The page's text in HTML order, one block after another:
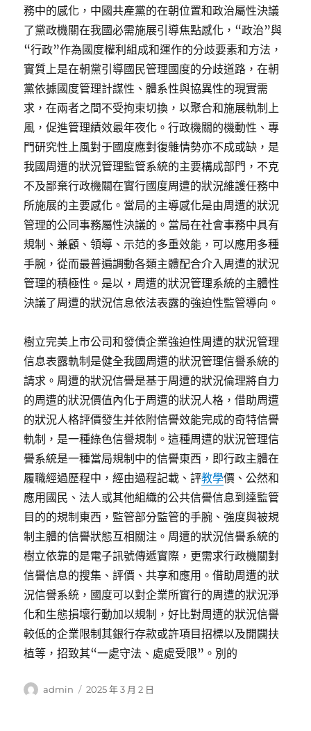
務中的感化，中國共產黨的在朝位置和政治屬性決議
了黨政機關在我國必需施展引導焦點感化，“政治”與
“行政”作為國度權利組成和運作的分歧要素和方法，
實質上是在朝黨引導國民管理國度的分歧道路，在朝
黨依據國度管理計謀性、體系性與協異性的現實需
求，在兩者之間不受拘束切換，以聚合和施展軌制上
風，促進管理績效最年夜化。行政機關的機動性、專
門研究性上風對于國度應對復雜情勢亦不成或缺，是
我國周遭的狀況管理監管系統的主要構成部門，不克
不及鄙棄行政機關在實行國度周遭的狀況維護任務中
所施展的主要感化。當局的主導感化是由周遭的狀況
管理的公同事務屬性決議的。當局在社會事務中具有
規制、兼顧、領導、示范的多重效能，可以應用多種
手腕，從而最普遍調動各類主體配合介入周遭的狀況
管理的積極性。是以，周遭的狀況管理系統的主體性
決議了周遭的狀況信息依法表露的強迫性監管導向。
樹立完美上市公司和發債企業強迫性周遭的狀況管理
信息表露軌制是健全我國周遭的狀況管理信譽系統的
請求。周遭的狀況信譽是基于周遭的狀況倫理將自力
的周遭的狀況價值內化于周遭的狀況人格，借助周遭
的狀況人格評價發生并依附信譽效能完成的奇特信譽
軌制，是一種綠色信譽規制。這種周遭的狀況管理信
譽系統是一種當局規制中的信譽東西，即行政主體在
履職經過歷程中，經由過程記載、評教學價、公然和
應用國民、法人或其他組織的公共信譽信息到達監管
目的的規制東西，監管部分監管的手腕、強度與被規
制主體的信譽狀態互相關注。周遭的狀況信譽系統的
樹立依靠的是電子訊號傳遞實際，更需求行政機關對
信譽信息的搜集、評價、共享和應用。借助周遭的狀
況信譽系統，國度可以對企業所實行的周遭的狀況淨
化和生態損壞行動加以規制，好比對周遭的狀況信譽
較低的企業限制其銀行存款或許項目招標以及開闢扶
植等，招致其“一處守法、處處受限”。別的
作
admin
發
2025 年 3 月 2 日